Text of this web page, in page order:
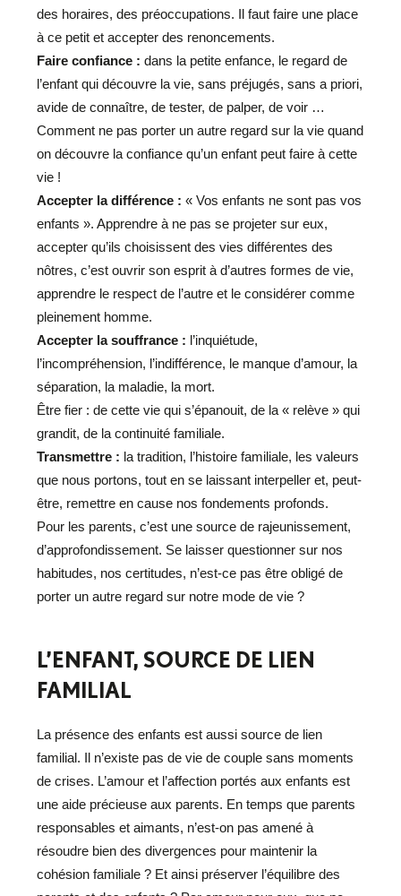
des horaires, des préoccupations. Il faut faire une place
à ce petit et accepter des renoncements.
Faire confiance : dans la petite enfance, le regard de
l’enfant qui découvre la vie, sans préjugés, sans a priori,
avide de connaître, de tester, de palper, de voir …
Comment ne pas porter un autre regard sur la vie quand
on découvre la confiance qu’un enfant peut faire à cette
vie !
Accepter la différence : « Vos enfants ne sont pas vos
enfants ». Apprendre à ne pas se projeter sur eux,
accepter qu’ils choisissent des vies différentes des
nôtres, c’est ouvrir son esprit à d’autres formes de vie,
apprendre le respect de l’autre et le considérer comme
pleinement homme.
Accepter la souffrance : l’inquiétude,
l’incompréhension, l’indifférence, le manque d’amour, la
séparation, la maladie, la mort.
Être fier : de cette vie qui s’épanouit, de la « relève » qui
grandit, de la continuité familiale.
Transmettre : la tradition, l’histoire familiale, les valeurs
que nous portons, tout en se laissant interpeller et, peut-
être, remettre en cause nos fondements profonds.
Pour les parents, c’est une source de rajeunissement,
d’approfondissement. Se laisser questionner sur nos
habitudes, nos certitudes, n’est-ce pas être obligé de
porter un autre regard sur notre mode de vie ?
L’ENFANT, SOURCE DE LIEN
FAMILIAL
La présence des enfants est aussi source de lien
familial. Il n’existe pas de vie de couple sans moments
de crises. L’amour et l’affection portés aux enfants est
une aide précieuse aux parents. En temps que parents
responsables et aimants, n’est-on pas amené à
résoudre bien des divergences pour maintenir la
cohésion familiale ? Et ainsi préserver l’équilibre des